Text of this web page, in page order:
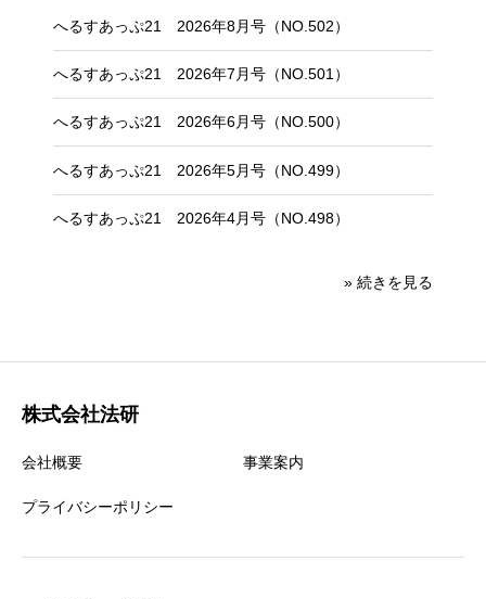
へるすあっぷ21 2026年8月号（NO.502）
へるすあっぷ21 2026年7月号（NO.501）
へるすあっぷ21 2026年6月号（NO.500）
へるすあっぷ21 2026年5月号（NO.499）
へるすあっぷ21 2026年4月号（NO.498）
» 続きを見る
株式会社法研
会社概要 事業案内
プライバシーポリシー